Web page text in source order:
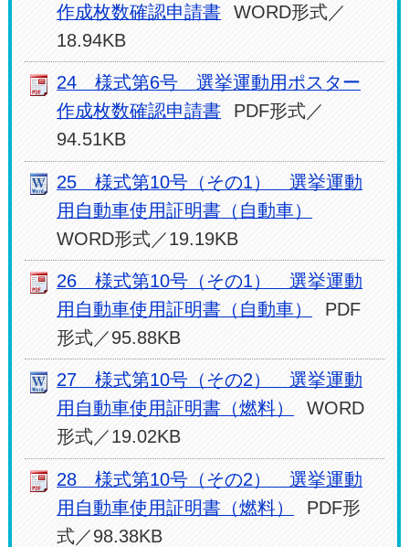
作成枚数確認申請書
WORD形式／
18.94KB
24 様式第6号 選挙運動用ポスター
作成枚数確認申請書
PDF形式／
94.51KB
25 様式第10号（その1） 選挙運動
用自動車使用証明書（自動車）
WORD形式／19.19KB
26 様式第10号（その1） 選挙運動
用自動車使用証明書（自動車）
PDF
形式／95.88KB
27 様式第10号（その2） 選挙運動
用自動車使用証明書（燃料）
WORD
形式／19.02KB
28 様式第10号（その2） 選挙運動
用自動車使用証明書（燃料）
PDF形
式／98.38KB